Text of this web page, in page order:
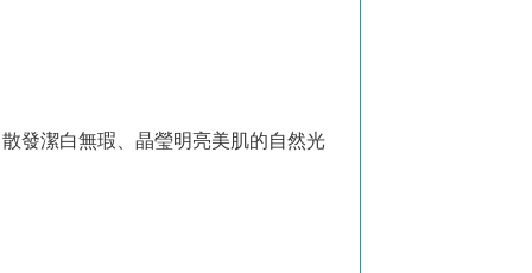
發潔白無瑕、晶瑩明亮美肌的自然光